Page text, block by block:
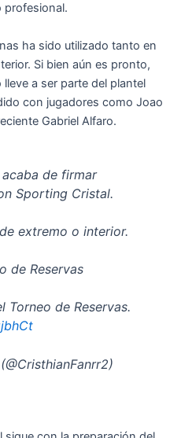
profesional.
ha sido utilizado tanto en
Si bien aún es pronto,
a ser parte del plantel
con jugadores como Joao
Gabriel Alfaro.
de firmar
Sporting Cristal.
extremo o interior.
de Reservas
Torneo de Reservas.